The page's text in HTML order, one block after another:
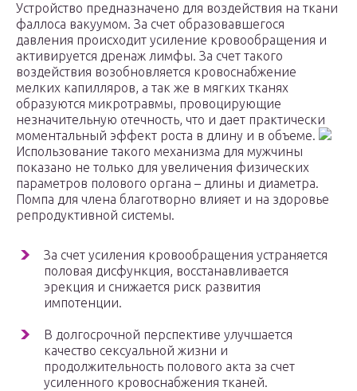
Устройство предназначено для воздействия на ткани
фаллоса вакуумом. За счет образовавшегося
давления происходит усиление кровообращения и
активируется дренаж лимфы. За счет такого
воздействия возобновляется кровоснабжение
мелких капилляров, а так же в мягких тканях
образуются микротравмы, провоцирующие
незначительную отечность, что и дает практически
моментальный эффект роста в длину и в объеме.
Использование такого механизма для мужчины
показано не только для увеличения физических
параметров полового органа – длины и диаметра.
Помпа для члена благотворно влияет и на здоровье
репродуктивной системы.
За счет усиления кровообращения устраняется
половая дисфункция, восстанавливается
эрекция и снижается риск развития
импотенции.
В долгосрочной перспективе улучшается
качество сексуальной жизни и
продолжительность полового акта за счет
усиленного кровоснабжения тканей.